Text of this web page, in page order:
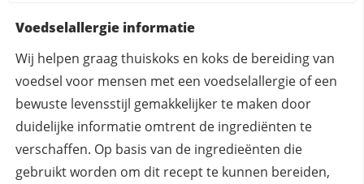
Voedselallergie informatie
Wij helpen graag thuiskoks en koks de bereiding van
voedsel voor mensen met een voedselallergie of een
bewuste levensstijl gemakkelijker te maken door
duidelijke informatie omtrent de ingrediënten te
verschaffen. Op basis van de ingredieënten die
gebruikt worden om dit recept te kunnen bereiden,